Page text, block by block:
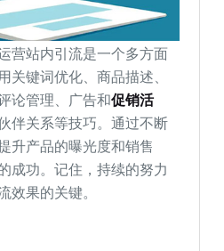
营站内引流是一个多方面
关键词优化、商品描述、
论管理、广告和促销活
伴关系等技巧。通过不断
升产品的曝光度和销售
成功。记住，持续的努力
效果的关键。